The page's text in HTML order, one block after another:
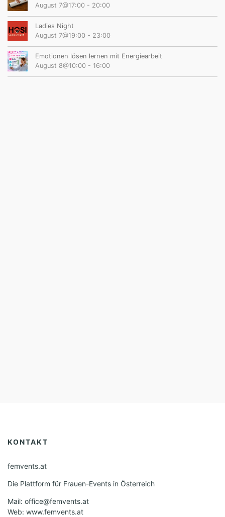
August 7@17:00 - 20:00
Ladies Night
August 7@19:00 - 23:00
Emotionen lösen lernen mit Energiearbeit
August 8@10:00 - 16:00
KONTAKT
femvents.at
Die Plattform für Frauen-Events in Österreich
Mail: office@femvents.at
Web: www.femvents.at